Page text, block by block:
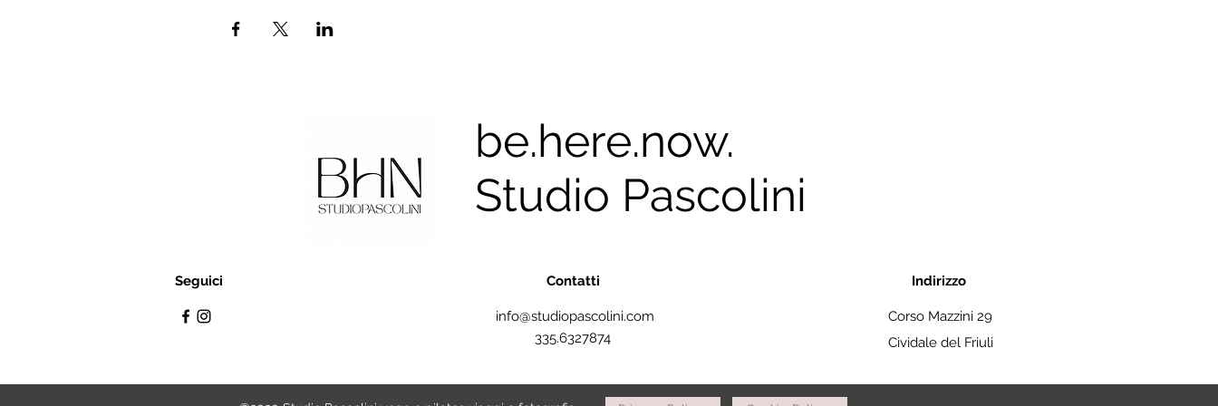
be.here.now.
Studio Pascolini
Seguici Contatti
335.6327874
info@studiopascolini.com
Indirizzo
Corso Mazzini 29
Cividale del Friuli